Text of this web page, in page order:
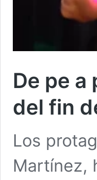
De pe
del fin
Los
Martínez,